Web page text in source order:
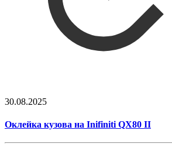
30.08.2025
Оклейка кузова на Inifiniti QX80 II